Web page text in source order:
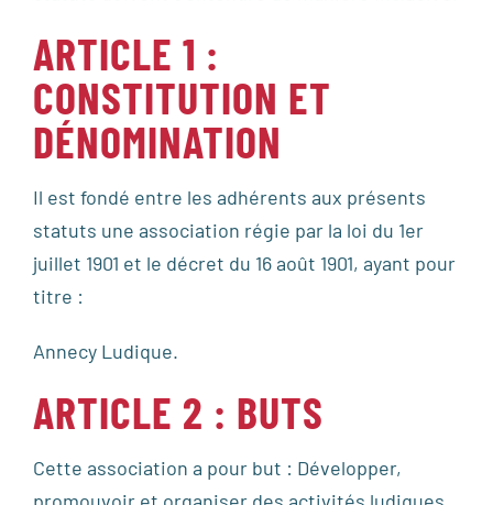
ARTICLE 1 :
CONSTITUTION ET
DÉNOMINATION
Il est fondé entre les adhérents aux présents
statuts une association régie par la loi du 1er
juillet 1901 et le décret du 16 août 1901, ayant pour
titre :
Annecy Ludique.
ARTICLE 2 : BUTS
Cette association a pour but : Développer,